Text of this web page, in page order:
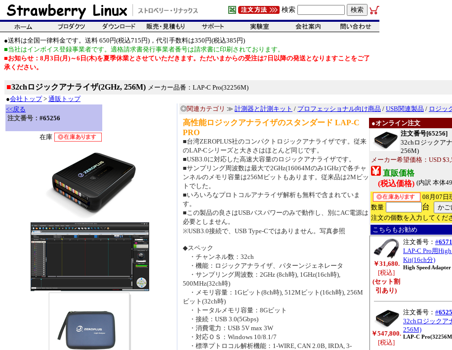
検索
●送料は全国一律料金です。送料 650円(税込715円)，代引手数料は350円(税込385円)
■当社はインボイス登録事業者です。適格請求書発行事業者番号は請求書に印刷されております。
■お知らせ：8月3日(月)～6日(木)を夏季休業とさせていただきます。ただいまからの受注は7日以降の発送となりますことをご了
承ください。
■32chロジックアナライザ(2GHz, 256M) メーカー品番：LAP-C Pro(32256M)
●会社トップ> 通販トップ
<<戻る
注文番号： #65256
在庫
◎関連カテゴリ ≫ 計測器と計測キット / プロフェッショナル向け商品 / USB関連製品 / ロジッ
●オンライン注文
注文番号[65256]
32chロジックア
256M)
メーカー希望価格：USD
直販価格
(税込価格) (内訳 本体
08月07日
数量
台
注文の個数を入力してくだ
こちらもお勧め
￥31,680.
[税込]
(セット割
引あり)
注文番号： #
LAP-C Pro用High
Kit(16ch分)
High Speed
￥547,800.
[税込]
注文番号： #
32chロジックア
256M)
LAP-C
高性能ロジックアナライザのスタンダード LAP-C
PRO
■台湾ZEROPLUS社のコンパクトロジックアナライザです。従来
のLAP-Cシリーズと大きさはほとんど同じです。
■USB3.0に対応した高速大容量のロジックアナライザです。
■サンプリング周波数は最大で2GHz(16064Mのみ1GHz)で各チャ
ンネルのメモリ容量は256Mビットもあります。従来品は2Mビッ
トでした。
■いろいろなプロトコルアナライザ解析も無料で含まれていま
す。
■この製品の良さはUSBバスパワーのみで動作し、別にAC電源は
必要としません。
※USB3.0接続で、USB Type-Cではありません。写真参照
◆スペック
・チャンネル数：32ch
・機能：ロジックアナライザ、パターンジェネレータ
・サンプリング周波数：2GHz (8ch時), 1GHz(16ch時),
500MHz(32ch時)
・メモリ容量：1Gビット(8ch時), 512Mビット(16ch時), 256M
ビット(32ch時)
・トータルメモリ容量：8Gビット
・接続：USB 3.0(5Gbps)
・消費電力：USB 5V max 3W
・対応ＯＳ：Windows 10/8.1/7
・標準プトロコル解析機能：1-WIRE, CAN 2.0B, IRDA, 3-